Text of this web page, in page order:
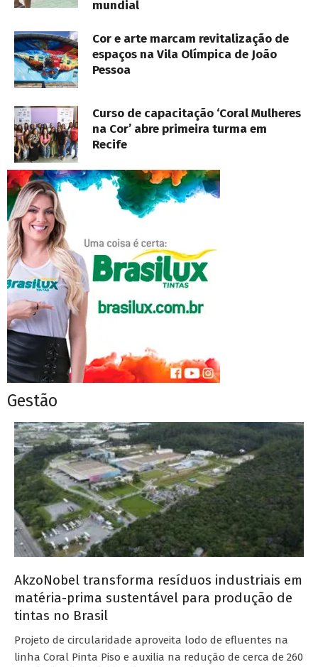
mundial
Cor e arte marcam revitalização de
espaços na Vila Olímpica de João
Pessoa
Curso de capacitação ‘Coral Mulheres
na Cor’ abre primeira turma em
Recife
Gestão
AkzoNobel transforma resíduos industriais em
matéria-prima sustentável para produção de
tintas no Brasil
Projeto de circularidade aproveita lodo de efluentes na
linha Coral Pinta Piso e auxilia na redução de cerca de 260